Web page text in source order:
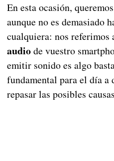
En esta ocasión,
aunque no es demasiado
cualquiera: nos referimos
audiode vuestro
emitir sonido es algo
fundamental para el día a
repasar las posibles